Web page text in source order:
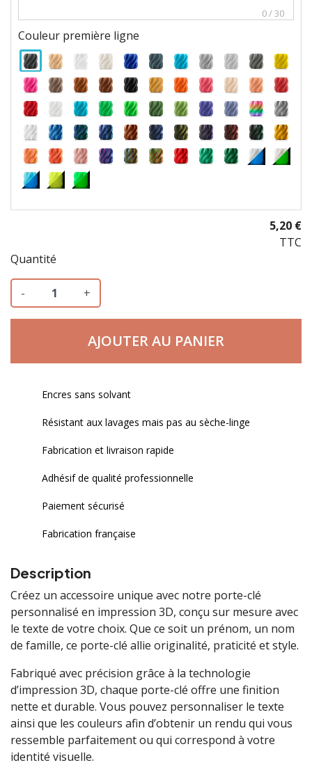
0/30
Couleur première ligne
5,20 €
TTC
Quantité
- +
AJOUTER AU PANIER
Encres sans solvant
Résistant aux lavages mais pas au sèche-linge
Fabrication et livraison rapide
Adhésif de qualité professionnelle
Paiement sécurisé
Fabrication française
Description
Créez un accessoire unique avec notre porte-clé
personnalisé en impression 3D, conçu sur mesure avec
le texte de votre choix. Que ce soit un prénom, un nom
de famille, ce porte-clé allie originalité, praticité et style.
Fabriqué avec précision grâce à la technologie
d’impression 3D, chaque porte-clé offre une finition
nette et durable. Vous pouvez personnaliser le texte
ainsi que les couleurs afin d’obtenir un rendu qui vous
ressemble parfaitement ou qui correspond à votre
identité visuelle.